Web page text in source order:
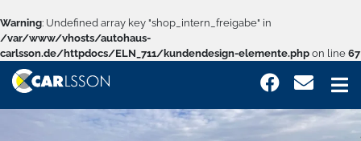
Warning: Undefined array key "shop_intern_freigabe" in
/var/www/vhosts/autohaus-
carlsson.de/httpdocs/ELN_711/kundendesign-elemente.php on line 67